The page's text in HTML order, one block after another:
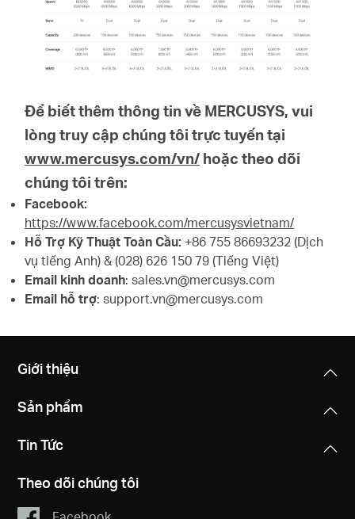
Để biết thêm thông tin về MERCUSYS, vui
lòng truy cập chúng tôi trực tuyến tại
www.mercusys.com/vn/ hoặc theo dõi
chúng tôi trên:
Facebook:
https://www.facebook.com/mercusysvietnam/
Hỗ Trợ Kỹ Thuật Toàn Cầu: +86 755 86693232 (Dịch
vụ tiếng Anh) & (028) 626 150 79 (Tiếng Việt)
Email kinh doanh: sales.vn@mercusys.com
Email hỗ trợ: support.vn@mercusys.com
Giới thiệu
Sản phẩm
Tin Tức
Theo dõi chúng tôi